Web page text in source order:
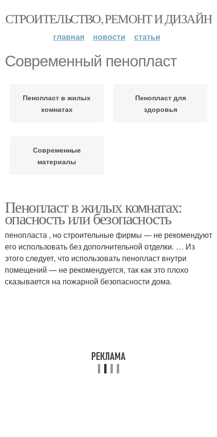
СТРОИТЕЛЬСТВО, РЕМОНТ И ДИЗАЙН
главная новости статьи
Современный пенопласт
Пенопласт в жилых
комнатах
Пенопласт для
здоровья
Современные
материалы
Пенопласт в жилых комнатах:
опасность или безопасность
пенопласта , но строительные фирмы — не рекомендуют
его использовать без дополнительной отделки. … Из
этого следует, что использовать пенопласт внутри
помещений — не рекомендуется, так как это плохо
сказывается на пожарной безопасности дома.